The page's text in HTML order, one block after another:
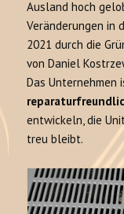
Ausland hoch
Veränderungen in
2021 durch die
von Daniel
Das Unternehmen
entwickeln, die
treu bleibt.